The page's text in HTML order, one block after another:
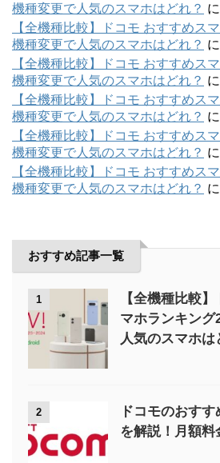
機種変更で人気のスマホはどれ？ に
【全機種比較】ドコモ おすすめス
機種変更で人気のスマホはどれ？ に
【全機種比較】ドコモ おすすめス
機種変更で人気のスマホはどれ？ に
【全機種比較】ドコモ おすすめス
機種変更で人気のスマホはどれ？ に
【全機種比較】ドコモ おすすめス
機種変更で人気のスマホはどれ？ に
【全機種比較】ドコモ おすすめス
機種変更で人気のスマホはどれ？ に
おすすめ記事一覧
1
【全機種比較
マホランキング
人気のスマホは
2
ドコモのおす
を解説！月額